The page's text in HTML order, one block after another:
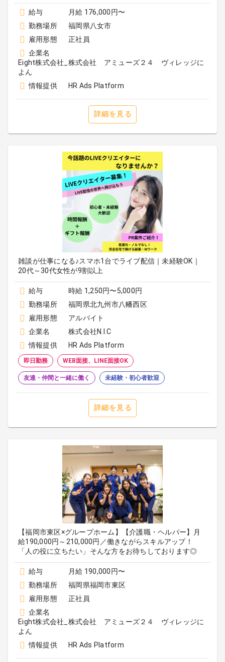
給与
月給 176,000円〜
勤務場所
福岡県八女市
雇用形態
正社員
企業名
Eight株式会社_株式会社 アミューズ２４ ヴィレッジに
よん
情報提供
HR Ads Platform
詳細を見る
雑談が仕事になる♪スマホ1台でライブ配信｜未経験OK｜
20代～30代女性が9割以上
給与
時給 1,250円〜5,000円
勤務場所
福岡県北九州市八幡西区
雇用形態
アルバイト
企業名
株式会社N.I.C
情報提供
HR Ads Platform
即日勤務 WEB面接、LINE面接OK
友達・仲間と一緒に働く 未経験・初心者歓迎
詳細を見る
【福岡市東区×グループホーム】【介護職・ヘルパー】月
給190,000円～210,000円／働きながらスキルアップ！
「人の役に立ちたい」そんな方をお待ちしております◎
給与
月給 190,000円〜
勤務場所
福岡県福岡市東区
雇用形態
正社員
企業名
Eight株式会社_株式会社 アミューズ２４ ヴィレッジに
よん
情報提供
HR Ads Platform